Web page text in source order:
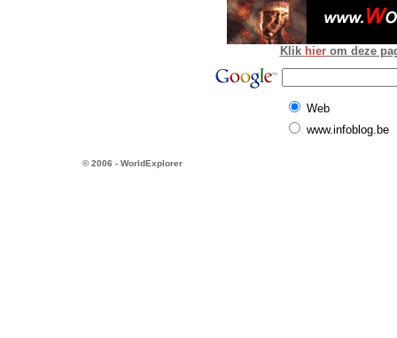
Klik hier om deze
Web
www.infoblog.be
© 2006 - WorldExplorer